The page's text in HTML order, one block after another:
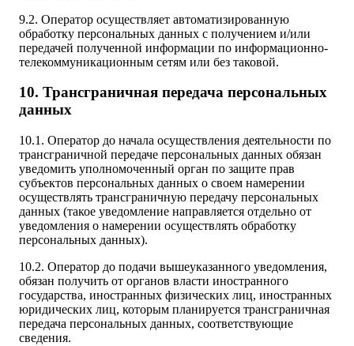
9.2. Оператор осуществляет автоматизированную
обработку персональных данных с получением и/или
передачей полученной информации по информационно-
телекоммуникационным сетям или без таковой.
10. Трансграничная передача персональных
данных
10.1. Оператор до начала осуществления деятельности по
трансграничной передаче персональных данных обязан
уведомить уполномоченный орган по защите прав
субъектов персональных данных о своем намерении
осуществлять трансграничную передачу персональных
данных (такое уведомление направляется отдельно от
уведомления о намерении осуществлять обработку
персональных данных).
10.2. Оператор до подачи вышеуказанного уведомления,
обязан получить от органов власти иностранного
государства, иностранных физических лиц, иностранных
юридических лиц, которым планируется трансграничная
передача персональных данных, соответствующие
сведения.